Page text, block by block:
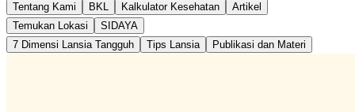
Tentang Kami BKL Kalkulator Kesehatan
Artikel
Temukan Lokasi
SIDAYA
7 Dimensi Lansia Tangguh
Tips Lansia Publikasi dan Materi